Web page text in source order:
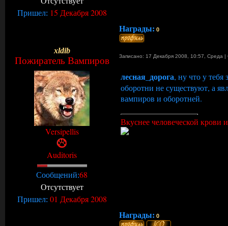
Пришел: 15 Декабря 2008
Награды: 0
xldib
Пожиратель Вампиров Записано: 17 Декабря 2008, 10:57, Среда |
Versipellis
Auditoris
Сообщений:68
Отсутствует
Пришел: 01 Декабря 2008
лесная_дорога, ну что у
оборотни не существуют, а
вампиров и оборотней.
Вкуснее человеческой крови
Награды: 0